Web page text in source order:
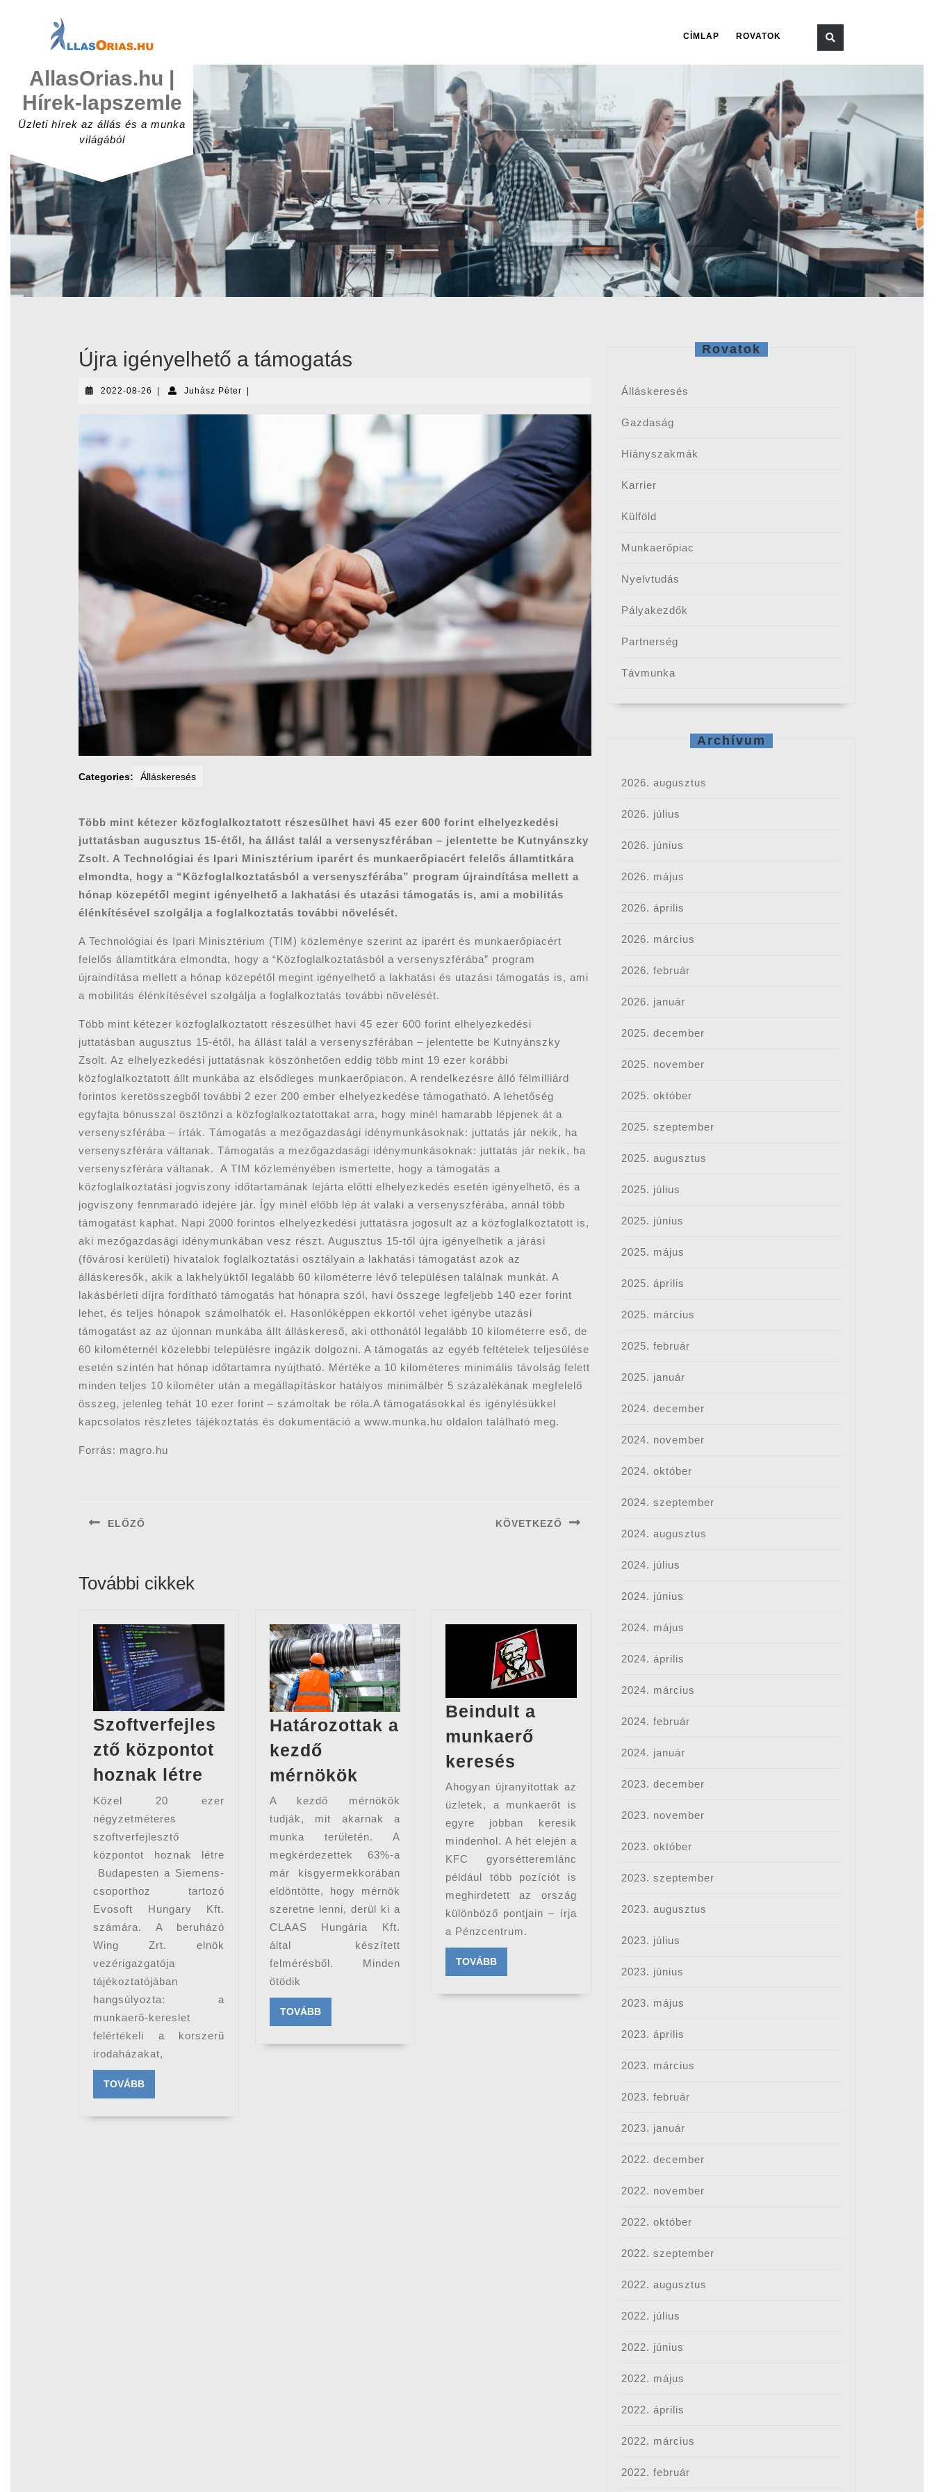
AllasOrias.hu |
Hírek-lapszemle
Üzleti hírek az állás és a munka
világából
CÍMLAP ROVATOK
Újra igényelhető a támogatás
2022-08-26 2022-
| Juhász PéterJuhász
|
Categories: Álláskeresés
Több mint kétezer közfoglalkoztatott részesülhet havi 45 ezer 600 forint elhelyezkedési
juttatásban augusztus 15-étől, ha állást talál a versenyszférában – jelentette be Kutnyánszky
Zsolt. A Technológiai és Ipari Minisztérium iparért és munkaerőpiacért felelős államtitkára
elmondta, hogy a “Közfoglalkoztatásból a versenyszférába” program újraindítása mellett a
hónap közepétől megint igényelhető a lakhatási és utazási támogatás is, ami a mobilitás
élénkítésével szolgálja a foglalkoztatás további növelését.
A Technológiai és Ipari Minisztérium (TIM) közleménye szerint az iparért és munkaerőpiacért
felelős államtitkára elmondta, hogy a “Közfoglalkoztatásból a versenyszférába” program
újraindítása mellett a hónap közepétől megint igényelhető a lakhatási és utazási támogatás is, ami
a mobilitás élénkítésével szolgálja a foglalkoztatás további növelését.
Több mint kétezer közfoglalkoztatott részesülhet havi 45 ezer 600 forint elhelyezkedési
juttatásban augusztus 15-étől, ha állást talál a versenyszférában – jelentette be Kutnyánszky
Zsolt. Az elhelyezkedési juttatásnak köszönhetően eddig több mint 19 ezer korábbi
közfoglalkoztatott állt munkába az elsődleges munkaerőpiacon. A rendelkezésre álló félmilliárd
forintos keretösszegből további 2 ezer 200 ember elhelyezkedése támogatható. A lehetőség
egyfajta bónusszal ösztönzi a közfoglalkoztatottakat arra, hogy minél hamarabb lépjenek át a
versenyszférába – írták. Támogatás a mezőgazdasági idénymunkásoknak: juttatás jár nekik, ha
versenyszférára váltanak. Támogatás a mezőgazdasági idénymunkásoknak: juttatás jár nekik, ha
versenyszférára váltanak. A TIM közleményében ismertette, hogy a támogatás a
közfoglalkoztatási jogviszony időtartamának lejárta előtti elhelyezkedés esetén igényelhető, és a
jogviszony fennmaradó idejére jár. Így minél előbb lép át valaki a versenyszférába, annál több
támogatást kaphat. Napi 2000 forintos elhelyezkedési juttatásra jogosult az a közfoglalkoztatott is,
aki mezőgazdasági idénymunkában vesz részt. Augusztus 15-től újra igényelhetik a járási
(fővárosi kerületi) hivatalok foglalkoztatási osztályain a lakhatási támogatást azok az
álláskeresők, akik a lakhelyüktől legalább 60 kilométerre lévő településen találnak munkát. A
lakásbérleti díjra fordítható támogatás hat hónapra szól, havi összege legfeljebb 140 ezer forint
lehet, és teljes hónapok számolhatók el. Hasonlóképpen ekkortól vehet igénybe utazási
támogatást az az újonnan munkába állt álláskereső, aki otthonától legalább 10 kilométerre eső, de
60 kilométernél közelebbi településre ingázik dolgozni. A támogatás az egyéb feltételek teljesülése
esetén szintén hat hónap időtartamra nyújtható. Mértéke a 10 kilométeres minimális távolság felett
minden teljes 10 kilométer után a megállapításkor hatályos minimálbér 5 százalékának megfelelő
összeg, jelenleg tehát 10 ezer forint – számoltak be róla.A támogatásokkal és igénylésükkel
kapcsolatos részletes tájékoztatás és dokumentáció a www.munka.hu oldalon található meg.
Forrás: magro.hu
navigáció
ELŐZŐ KÖVETKEZŐ
További cikkek
Szoftverfejles
ztő központot
hoznak létre Szoftverfejlesztő
központot
Közel 20 ezer
négyzetméteres
szoftverfejlesztő
központot hoznak létre
Budapesten a Siemens-
csoporthoz tartozó
Evosoft Hungary Kft.
számára. A beruházó
Wing Zrt. elnök
vezérigazgatója
tájékoztatójában
hangsúlyozta: a
munkaerő-kereslet
felértékeli a korszerű
irodaházakat,
TOVÁBBTOVÁBB
Határozottak a
kezdő
mérnökökHatározottak
a
kezdő
mérnökök
A kezdő mérnökök
tudják, mit akarnak a
munka területén. A
megkérdezettek 63%-a
már kisgyermekkorában
eldöntötte, hogy mérnök
szeretne lenni, derül ki a
CLAAS Hungária Kft.
által készített
felmérésből. Minden
ötödik
TOVÁBBTOVÁBB
Beindult a
munkaerő
keresés
munkaerő
keresés
Ahogyan újranyitottak az
üzletek, a munkaerőt is
egyre jobban keresik
mindenhol. A hét elején a
KFC gyorsétteremlánc
például több pozíciót is
meghirdetett az ország
különböző pontjain – írja
a Pénzcentrum.
TOVÁBBTOVÁBB
Rovatok
Álláskeresés
Gazdaság
Hiányszakmák
Karrier
Külföld
Munkaerőpiac
Nyelvtudás
Pályakezdők
Partnerség
Távmunka
Archívum
2026. augusztus
2026. július
2026. június
2026. május
2026. április
2026. március
2026. február
2026. január
2025. december
2025. november
2025. október
2025. szeptember
2025. augusztus
2025. július
2025. június
2025. május
2025. április
2025. március
2025. február
2025. január
2024. december
2024. november
2024. október
2024. szeptember
2024. augusztus
2024. július
2024. június
2024. május
2024. április
2024. március
2024. február
2024. január
2023. december
2023. november
2023. október
2023. szeptember
2023. augusztus
2023. július
2023. június
2023. május
2023. április
2023. március
2023. február
2023. január
2022. december
2022. november
2022. október
2022. szeptember
2022. augusztus
2022. július
2022. június
2022. május
2022. április
2022. március
2022. február